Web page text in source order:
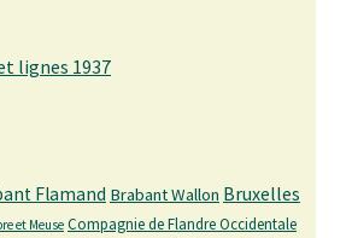
lignes 1937
Flamand Brabant Wallon Bruxelles
et Meuse Compagnie de Flandre Occidentale